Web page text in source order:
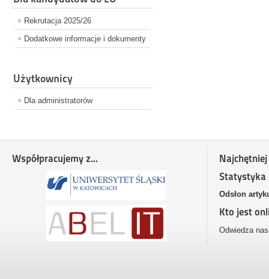
Rekrutacja 2025/26
Dodatkowe informacje i dokumenty
Użytkownicy
Dla administratorów
Współpracujemy z...
Statystyka
Odsłon
Kto jest
Odwiedza